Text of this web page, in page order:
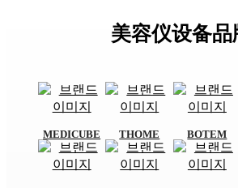
美容仪设备品
MEDICUBE THOME BOTEM